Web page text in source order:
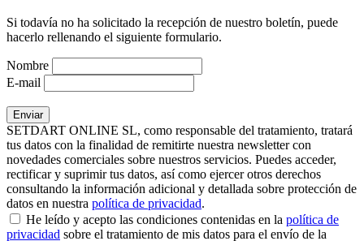
Si todavía no ha solicitado la recepción de nuestro boletín, puede
hacerlo rellenando el siguiente formulario.
Nombre
E-mail
SETDART ONLINE SL, como responsable del tratamiento, tratará
tus datos con la finalidad de remitirte nuestra newsletter con
novedades comerciales sobre nuestros servicios. Puedes acceder,
rectificar y suprimir tus datos, así como ejercer otros derechos
consultando la información adicional y detallada sobre protección de
datos en nuestra política de privacidad.
He leído y acepto las condiciones contenidas en la política de
privacidad sobre el tratamiento de mis datos para el envío de la